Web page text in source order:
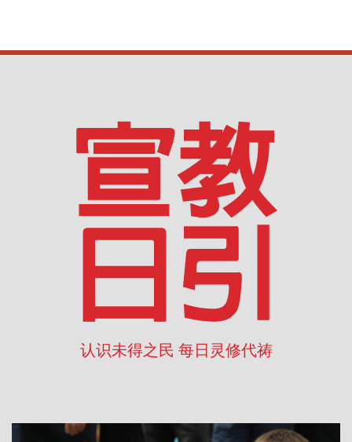
认识未得之民 每日灵修代祷